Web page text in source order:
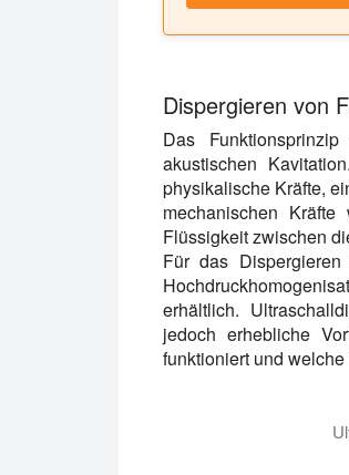
Dispergieren von
Das
akustischen
physikalische Kräfte,
mechanischen
Flüssigkeit zwischen
Für das
erhältlich.
jedoch erhebliche
funktioniert und
Das Video zeigt